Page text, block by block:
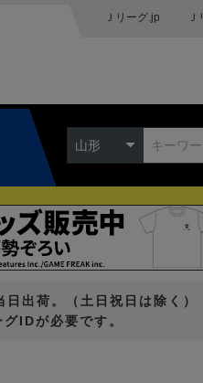
Ｊリーグ.jp
山形
出荷。（土日祝日は除く）
IDが必要です。